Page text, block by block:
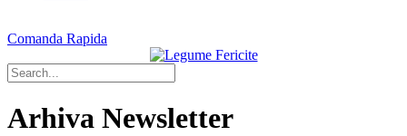
Comanda Rapida
Arhiva Newsletter